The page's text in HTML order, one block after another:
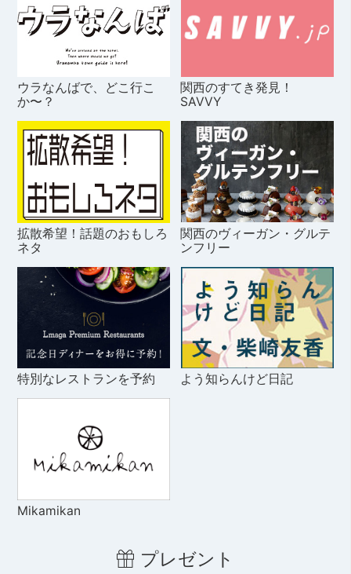
ウラなんばで、どこ行こ
か〜？
関西のすてき発見！
SAVVY
拡散希望！話題のおもしろ
ネタ
関西のヴィーガン・グルテ
ンフリー
特別なレストランを予約 よう知らんけど日記
Mikamikan
プレゼント